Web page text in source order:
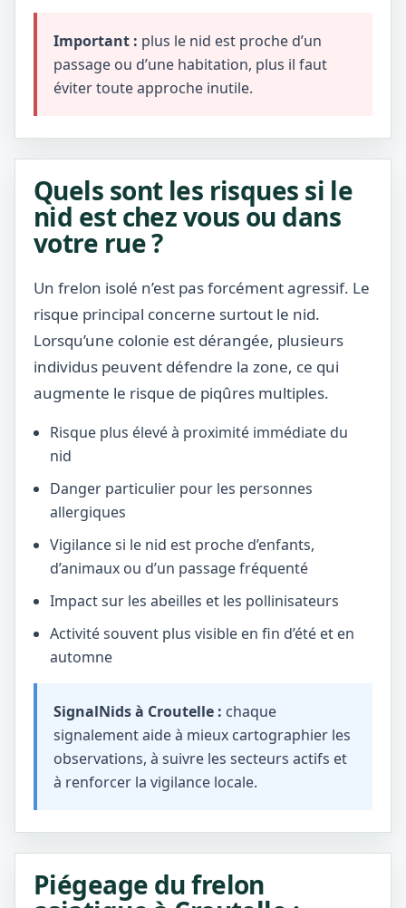
Important : plus le nid est proche d’un
passage ou d’une habitation, plus il faut
éviter toute approche inutile.
Quels sont les risques si le
nid est chez vous ou dans
votre rue ?
Un frelon isolé n’est pas forcément agressif. Le
risque principal concerne surtout le nid.
Lorsqu’une colonie est dérangée, plusieurs
individus peuvent défendre la zone, ce qui
augmente le risque de piqûres multiples.
Risque plus élevé à proximité immédiate du
nid
Danger particulier pour les personnes
allergiques
Vigilance si le nid est proche d’enfants,
d’animaux ou d’un passage fréquenté
Impact sur les abeilles et les pollinisateurs
Activité souvent plus visible en fin d’été et en
automne
SignalNids à Croutelle : chaque
signalement aide à mieux cartographier les
observations, à suivre les secteurs actifs et
à renforcer la vigilance locale.
Piégeage du frelon